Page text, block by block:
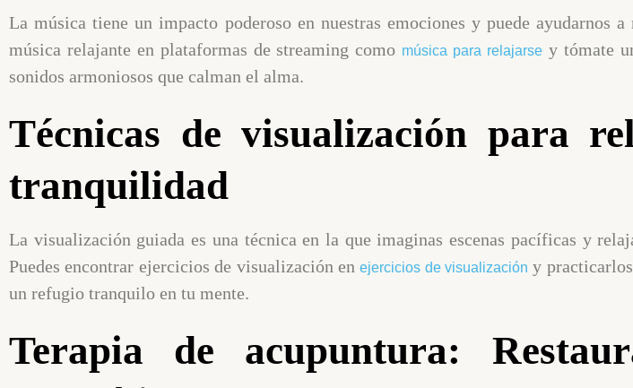
La música tiene un impacto poderoso en nuestras emociones y puede ayudarnos
música relajante en plataformas de streaming como música para relajarse y tómate
sonidos armoniosos que calman el alma.
Técnicas de visualización para
tranquilidad
La visualización guiada es una técnica en la que imaginas escenas pacíficas y
Puedes encontrar ejercicios de visualización enejercicios de visualización y
un refugio tranquilo en tu mente.
Terapia de acupuntura: